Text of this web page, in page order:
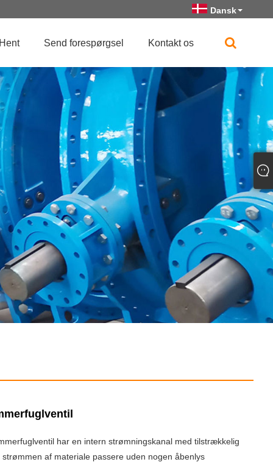
Dansk
Hent Send forespørgsel Kontakt os
har en intern strømningskanal med tilstrækkelig
af ​​materiale passere uden nogen åbenlys